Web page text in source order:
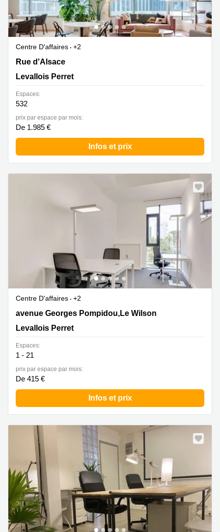
Centre D'affaires
+2
35 Rue d'Alsace, Levallois Perret
Rue d'Alsace
Levallois Perret
Espaces:
532
prix par espace par mois:
De 1.985 €
Infos et prix
Centre D'affaires
+2
44 avenue Georges Pompidou,Le Wilson, Levallois
Perret
avenue Georges Pompidou,Le Wilson
Levallois Perret
Espaces:
1 - 21
prix par espace par mois:
De 415 €
Infos et prix